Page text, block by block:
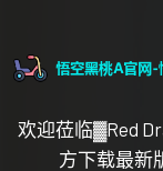
欢迎莅临▓Red
方下载最新